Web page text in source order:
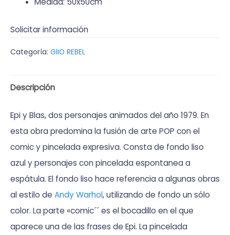
Solicitar información
Categoría: GIIO REBEL
Descripción
Epi y Blas, dos personajes animados del año 1979. En
esta obra predomina la fusión de arte POP con el
comic y pincelada expresiva. Consta de fondo liso
azul y personajes con pincelada espontanea a
espátula. El fondo liso hace referencia a algunas obras
al estilo de Andy Warhol, utilizando de fondo un sólo
color. La parte «comic´´ es el bocadillo en el que
aparece una de las frases de Epi. La pincelada